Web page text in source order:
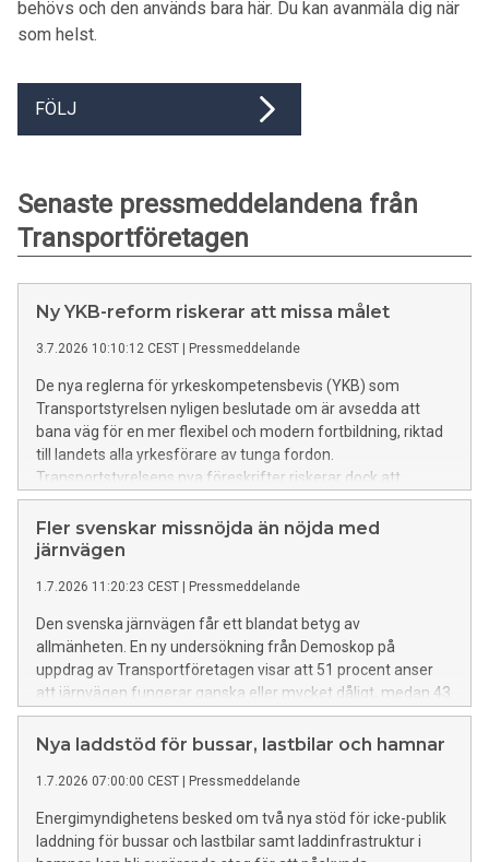
behövs och den används bara här. Du kan avanmäla dig när
som helst.
FÖLJ
Senaste pressmeddelandena från
Transportföretagen
Ny YKB-reform riskerar att missa målet
3.7.2026 10:10:12 CEST Pressmeddelande
De nya reglerna för yrkeskompetensbevis (YKB) som
Transportstyrelsen nyligen beslutade om är avsedda att
bana väg för en mer flexibel och modern fortbildning, riktad
till landets alla yrkesförare av tunga fordon.
Transportstyrelsens nya föreskrifter riskerar dock att
begränsa reformens genomslag genom att fortfarande
ställa omfattande krav på fysisk närvaro, i stället för
fjärrundervisning.
Fler svenskar missnöjda än nöjda med
järnvägen
1.7.2026 11:20:23 CEST Pressmeddelande
Den svenska järnvägen får ett blandat betyg av
allmänheten. En ny undersökning från Demoskop på
uppdrag av Transportföretagen visar att 51 procent anser
att järnvägen fungerar ganska eller mycket dåligt, medan 43
procent tycker att den fungerar ganska eller mycket bra.
Nya laddstöd för bussar, lastbilar och hamnar
1.7.2026 07:00:00 CEST Pressmeddelande
Energimyndighetens besked om två nya stöd för icke-publik
laddning för bussar och lastbilar samt laddinfrastruktur i